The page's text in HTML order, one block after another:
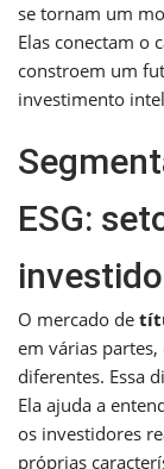
se tornam um
Elas conectam o
constroem um
investimento
ESG:
O mercado de
em várias
diferentes. Essa
Ela ajuda a
os investidores
próprias